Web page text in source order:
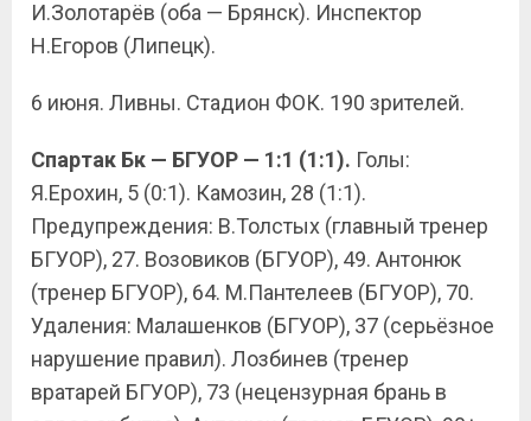
И.Золотарёв (оба — Брянск). Инспектор
Н.Егоров (Липецк).
6 июня. Ливны. Стадион ФОК. 190 зрителей.
Спартак Бк — БГУОР — 1:1 (1:1). Голы:
Я.Ерохин, 5 (0:1). Камозин, 28 (1:1).
Предупреждения: В.Толстых (главный тренер
БГУОР), 27. Возовиков (БГУОР), 49. Антонюк
(тренер БГУОР), 64. М.Пантелеев (БГУОР), 70.
Удаления: Малашенков (БГУОР), 37 (серьёзное
нарушение правил). Лозбинев (тренер
вратарей БГУОР), 73 (нецензурная брань в